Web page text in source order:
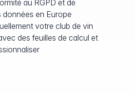
au RGPD et de
en Europe
votre club de vin
des feuilles de calcul et